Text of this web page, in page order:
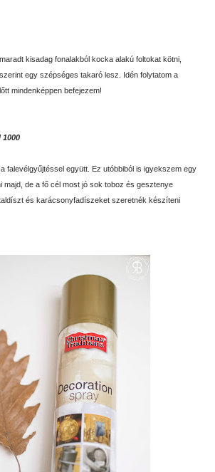
kisadag fonalakból kocka alakú foltokat kötni,
egy szépséges takaró lesz. Idén folytatom a
mindenképpen befejezem!
1000
falevélgyűjtéssel együtt. Ez utóbbiból is igyekszem egy
majd, de a fő cél most jó sok toboz és gesztenye
és karácsonyfadíszeket szeretnék készíteni